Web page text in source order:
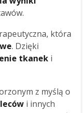
która
. Dzięki
tkanek i
z myślą o
i innych